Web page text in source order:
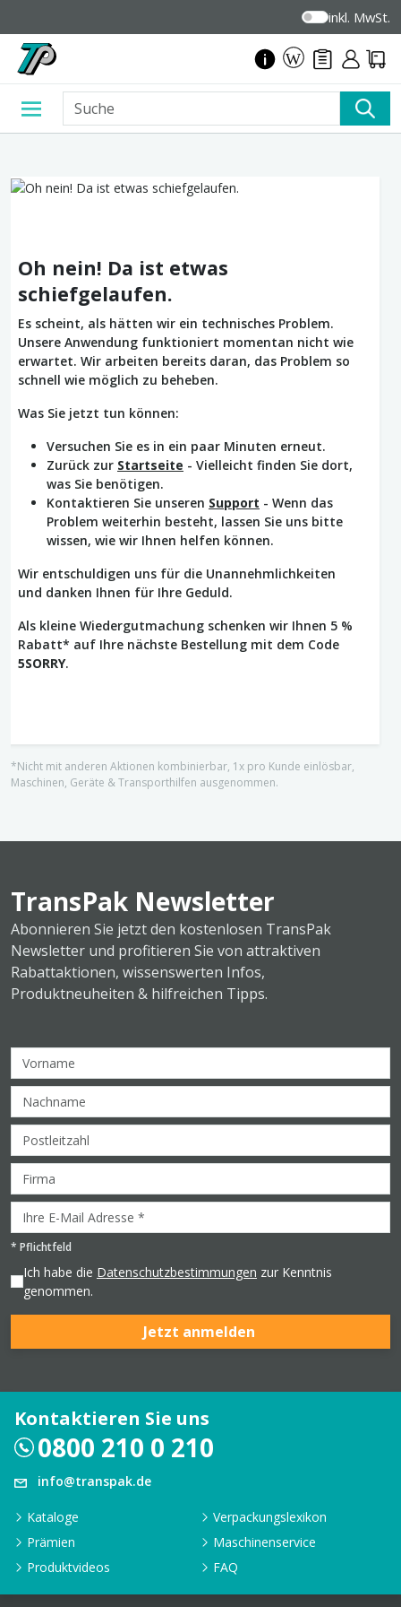
inkl. MwSt.
Oh nein! Da ist etwas
schiefgelaufen.
Es scheint, als hätten wir ein technisches Problem.
Unsere Anwendung funktioniert momentan nicht wie
erwartet. Wir arbeiten bereits daran, das Problem so
schnell wie möglich zu beheben.
Was Sie jetzt tun können:
Versuchen Sie es in ein paar Minuten erneut.
Zurück zur Startseite - Vielleicht finden Sie dort,
was Sie benötigen.
Kontaktieren Sie unseren Support - Wenn das
Problem weiterhin besteht, lassen Sie uns bitte
wissen, wie wir Ihnen helfen können.
Wir entschuldigen uns für die Unannehmlichkeiten
und danken Ihnen für Ihre Geduld.
Als kleine Wiedergutmachung schenken wir Ihnen 5 %
Rabatt* auf Ihre nächste Bestellung mit dem Code
5SORRY.
*Nicht mit anderen Aktionen kombinierbar, 1x pro Kunde einlösbar,
Maschinen, Geräte & Transporthilfen ausgenommen.
TransPak Newsletter
Abonnieren Sie jetzt den kostenlosen TransPak
Newsletter und profitieren Sie von attraktiven
Rabattaktionen, wissenswerten Infos,
Produktneuheiten & hilfreichen Tipps.
* Pflichtfeld
Ich habe die Datenschutzbestimmungen zur Kenntnis
genommen.
Jetzt anmelden
Kontaktieren Sie uns
0800 210 0 210
info@transpak.de
Kataloge
Verpackungslexikon
Prämien
Maschinenservice
Produktvideos
FAQ